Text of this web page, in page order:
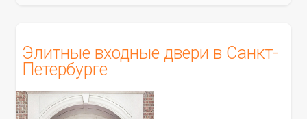
Элитные входные двери в Санкт-
Петербурге